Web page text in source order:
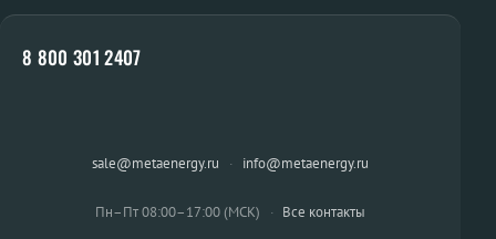
8 800 301 2407
sale@metaenergy.ru · info@metaenergy.ru
Пн–Пт 08:00–17:00 (МСК) · Все контакты